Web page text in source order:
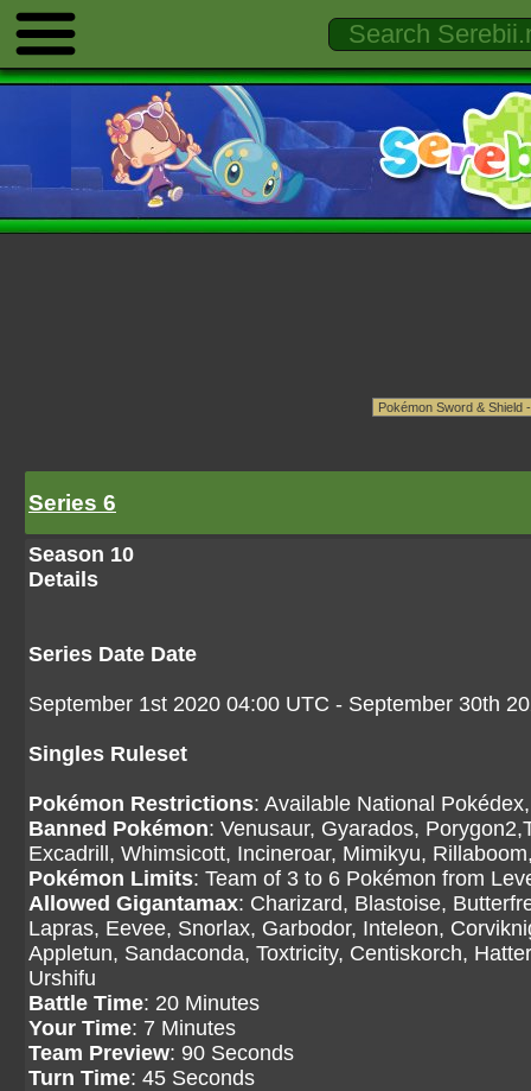
Series 6
Season 10
Details
Series Date Date
September 1st 2020 04:00 UTC - September 30th
Singles Ruleset
Pokémon Restrictions: Available National
Banned Pokémon: Venusaur, Gyarados,
Excadrill, Whimsicott, Incineroar, Mimikyu,
Pokémon Limits: Team of 3 to 6 Pokémon from
Allowed Gigantamax: Charizard, Blastoise,
Lapras, Eevee, Snorlax, Garbodor, Inteleon,
Appletun, Sandaconda, Toxtricity, Centiskorch,
Urshifu
Battle Time: 20 Minutes
Your Time: 7 Minutes
Team Preview: 90 Seconds
Turn Time: 45 Seconds